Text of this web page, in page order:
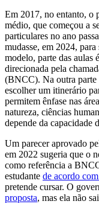
Em 2017, no entanto, o
médio, que começou a
particulares no ano
mudasse, em 2024,
modelo, parte das aulas
direcionada pela
(BNCC). Na outra parte
escolher um itinerário
permitem ênfase nas
natureza, ciências
depende da capacidade
Um parecer aprovado
em 2022 sugeria que o
como referência a
estudante de acordo
pretende cursar. O
proposta, mas ela não